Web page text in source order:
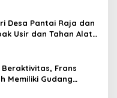
Desa Pantai Raja dan
Usir dan Tahan Alat
Frans
Memiliki Gudang